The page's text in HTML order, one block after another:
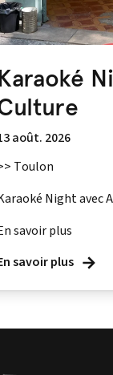
août. 2026
Toulon
Night avec
savoir plus
savoir plus